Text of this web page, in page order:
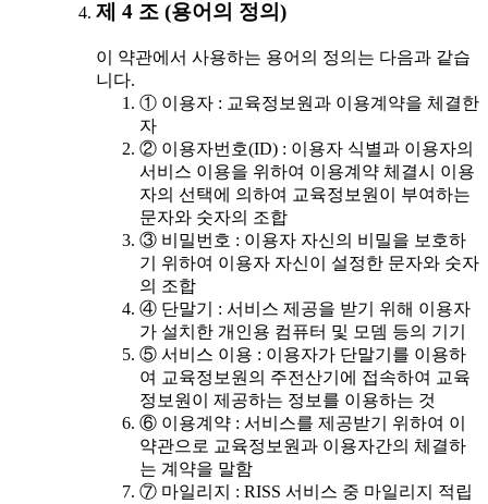
제 4 조 (용어의 정의)
이 약관에서 사용하는 용어의 정의는 다음과 같습
니다.
① 이용자 : 교육정보원과 이용계약을 체결한
자
② 이용자번호(ID) : 이용자 식별과 이용자의
서비스 이용을 위하여 이용계약 체결시 이용
자의 선택에 의하여 교육정보원이 부여하는
문자와 숫자의 조합
③ 비밀번호 : 이용자 자신의 비밀을 보호하
기 위하여 이용자 자신이 설정한 문자와 숫자
의 조합
④ 단말기 : 서비스 제공을 받기 위해 이용자
가 설치한 개인용 컴퓨터 및 모뎀 등의 기기
⑤ 서비스 이용 : 이용자가 단말기를 이용하
여 교육정보원의 주전산기에 접속하여 교육
정보원이 제공하는 정보를 이용하는 것
⑥ 이용계약 : 서비스를 제공받기 위하여 이
약관으로 교육정보원과 이용자간의 체결하
는 계약을 말함
⑦ 마일리지 : RISS 서비스 중 마일리지 적립